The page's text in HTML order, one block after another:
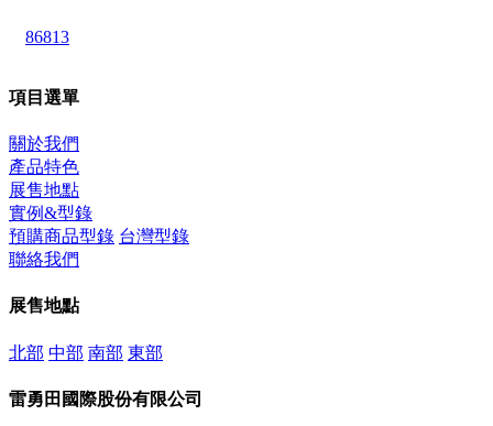
86813
項目選單
關於我們
產品特色
展售地點
實例&型錄
預購商品型錄 台灣型錄
聯絡我們
展售地點
北部 中部 南部 東部
雷勇田國際股份有限公司